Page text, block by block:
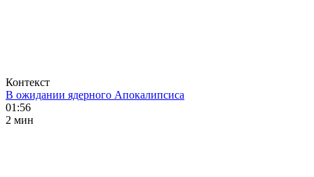
Контекст
В ожидании ядерного Апокалипсиса
01:56
2 мин